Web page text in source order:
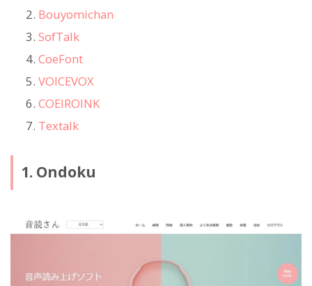
Bouyomichan
SofTalk
CoeFont
VOICEVOX
COEIROINK
Textalk
1. Ondoku